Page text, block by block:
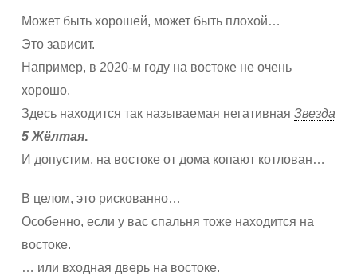
Может быть хорошей, может быть плохой…
Это зависит.
Например, в 2020-м году на востоке не очень
хорошо.
Здесь находится так называемая негативная Звезда
5 Жёлтая.
И допустим, на востоке от дома копают котлован…
В целом, это рискованно…
Особенно, если у вас спальня тоже находится на
востоке.
… или входная дверь на востоке.